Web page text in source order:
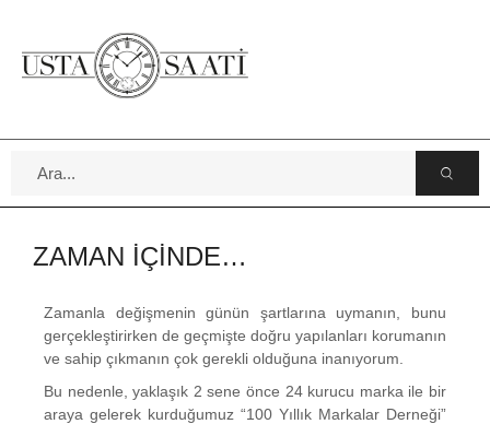
ZAMAN İÇİNDE…
Zamanla değişmenin günün şartlarına uymanın, bunu
gerçekleştirirken de geçmişte doğru yapılanları korumanın
ve sahip çıkmanın çok gerekli olduğuna inanıyorum.
Bu nedenle, yaklaşık 2 sene önce 24 kurucu marka ile bir
araya gelerek kurduğumuz “100 Yıllık Markalar Derneği”